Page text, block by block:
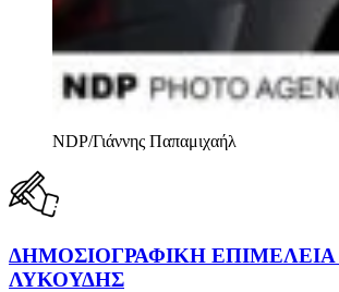
NDP/Γιάννης Παπαμιχαήλ
ΔΗΜΟΣΙΟΓΡΑΦΙΚΗ ΕΠΙΜΕΛΕΙΑ
ΛΥΚΟΥΔΗΣ